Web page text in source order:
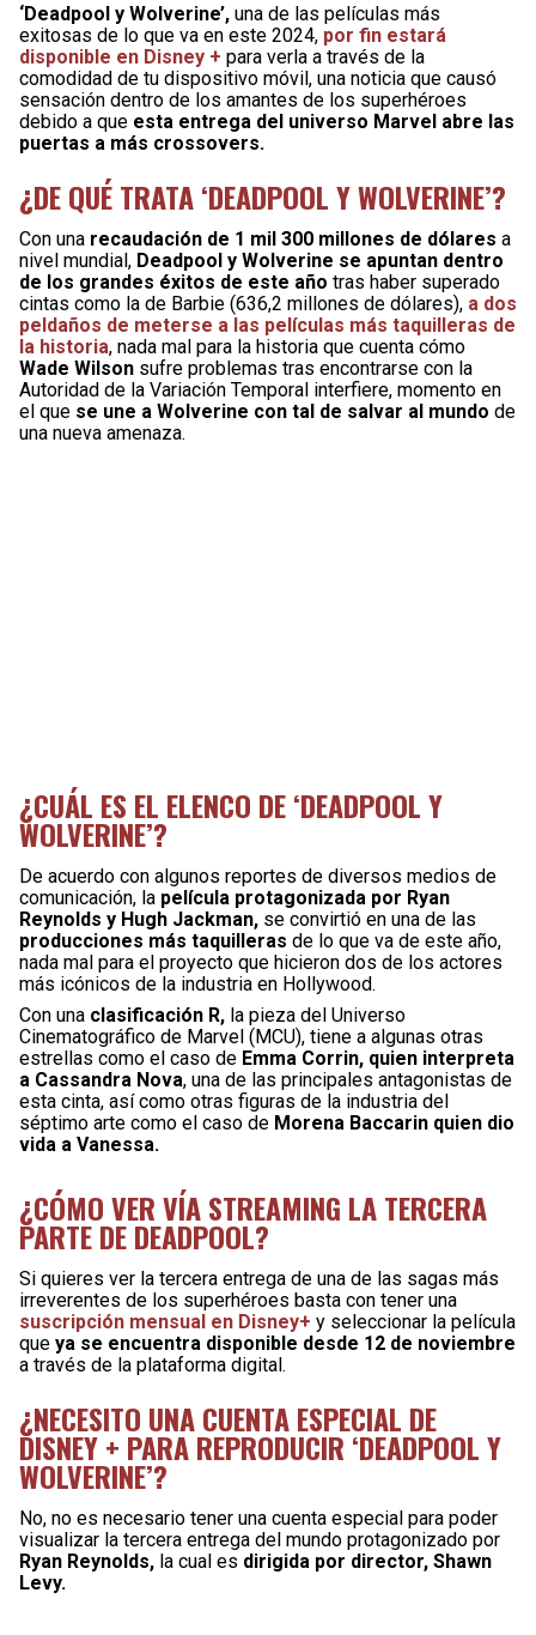
‘Deadpool y Wolverine’, una de las películas más
exitosas de lo que va en este 2024, por fin estará
disponible en Disney + para verla a través de la
comodidad de tu dispositivo móvil, una noticia que causó
sensación dentro de los amantes de los superhéroes
debido a que esta entrega del universo Marvel abre las
puertas a más crossovers.
¿DE QUÉ TRATA ‘DEADPOOL Y WOLVERINE’?
Con una recaudación de 1 mil 300 millones de dólares a
nivel mundial, Deadpool y Wolverine se apuntan dentro
de los grandes éxitos de este año tras haber superado
cintas como la de Barbie (636,2 millones de dólares), a dos
peldaños de meterse a las películas más taquilleras de
la historia, nada mal para la historia que cuenta cómo
Wade Wilson sufre problemas tras encontrarse con la
Autoridad de la Variación Temporal interfiere, momento en
el que se une a Wolverine con tal de salvar al mundo de
una nueva amenaza.
¿CUÁL ES EL ELENCO DE ‘DEADPOOL Y
WOLVERINE’?
De acuerdo con algunos reportes de diversos medios de
comunicación, la película protagonizada por Ryan
Reynolds y Hugh Jackman, se convirtió en una de las
producciones más taquilleras de lo que va de este año,
nada mal para el proyecto que hicieron dos de los actores
más icónicos de la industria en Hollywood.
Con una clasificación R, la pieza del Universo
Cinematográfico de Marvel (MCU), tiene a algunas otras
estrellas como el caso de Emma Corrin, quien interpreta
a Cassandra Nova, una de las principales antagonistas de
esta cinta, así como otras figuras de la industria del
séptimo arte como el caso de Morena Baccarin quien dio
vida a Vanessa.
¿CÓMO VER VÍA STREAMING LA TERCERA
PARTE DE DEADPOOL?
Si quieres ver la tercera entrega de una de las sagas más
irreverentes de los superhéroes basta con tener una
suscripción mensual en Disney+ y seleccionar la película
que ya se encuentra disponible desde 12 de noviembre
a través de la plataforma digital.
¿NECESITO UNA CUENTA ESPECIAL DE
DISNEY + PARA REPRODUCIR ‘DEADPOOL Y
WOLVERINE’?
No, no es necesario tener una cuenta especial para poder
visualizar la tercera entrega del mundo protagonizado por
Ryan Reynolds, la cual es dirigida por director, Shawn
Levy.